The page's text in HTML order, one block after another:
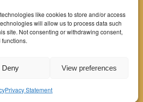
like cookies to store and/or access
will allow us to process data such
site. Not consenting or withdrawing consent,
Deny View preferences
Privacy Statement